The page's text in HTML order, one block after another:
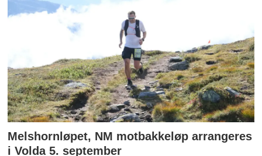
Melshornløpet, NM motbakkeløp arrangeres
i Volda 5. september